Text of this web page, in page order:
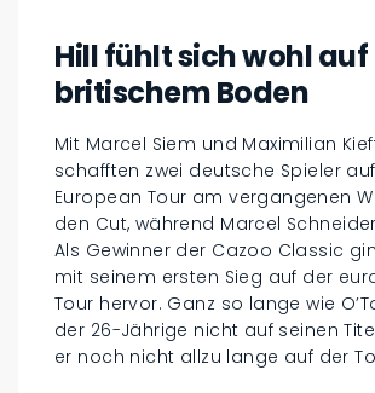
Hill fühlt sich wohl auf
britischem Boden
Mit Marcel Siem und Maximilian
schafften zwei deutsche Spieler
European Tour am vergangenen
den Cut, während Marcel
Als Gewinner der Cazoo Classic
mit seinem ersten Sieg auf der
Tour hervor. Ganz so lange wie
der 26-Jährige nicht auf seinen
er noch nicht allzu lange auf der